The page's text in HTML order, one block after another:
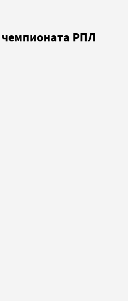
чемпионата РПЛ